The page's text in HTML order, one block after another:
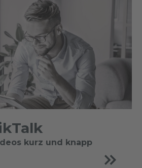
kurz und knapp